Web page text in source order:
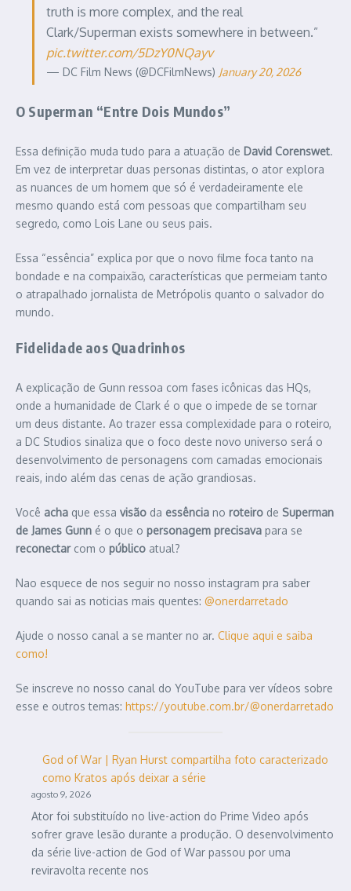
truth is more complex, and the real
Clark/Superman exists somewhere in between.”
pic.twitter.com/5DzY0NQayv
— DC Film News (@DCFilmNews) January 20, 2026
O Superman “Entre Dois Mundos”
Essa definição muda tudo para a atuação de David Corenswet.
Em vez de interpretar duas personas distintas, o ator explora
as nuances de um homem que só é verdadeiramente ele
mesmo quando está com pessoas que compartilham seu
segredo, como Lois Lane ou seus pais.
Essa “essência” explica por que o novo filme foca tanto na
bondade e na compaixão, características que permeiam tanto
o atrapalhado jornalista de Metrópolis quanto o salvador do
mundo.
Fidelidade aos Quadrinhos
A explicação de Gunn ressoa com fases icônicas das HQs,
onde a humanidade de Clark é o que o impede de se tornar
um deus distante. Ao trazer essa complexidade para o roteiro,
a DC Studios sinaliza que o foco deste novo universo será o
desenvolvimento de personagens com camadas emocionais
reais, indo além das cenas de ação grandiosas.
Você acha que essa visão da essência no roteiro de Superman
de James Gunn é o que o personagem precisava para se
reconectarcom o público atual?
Nao esquece de nos seguir no nosso instagram pra saber
quando sai as noticias mais quentes: @onerdarretado
Ajude o nosso canal a se manter no ar. Clique aqui e saiba
como!
Se inscreve no nosso canal do YouTube para ver vídeos sobre
esse e outros temas: https://youtube.com.br/@onerdarretado
God of War | Ryan Hurst compartilha foto caracterizado
como Kratos após deixar a série
agosto 9, 2026
Ator foi substituído no live-action do Prime Video após
sofrer grave lesão durante a produção. O desenvolvimento
da série live-action de God of War passou por uma
reviravolta recente nos